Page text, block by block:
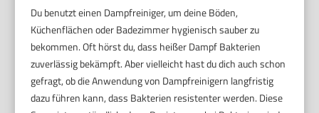
Du benutzt einen Dampfreiniger, um deine Böden,
Küchenflächen oder Badezimmer hygienisch sauber zu
bekommen. Oft hörst du, dass heißer Dampf Bakterien
zuverlässig bekämpft. Aber vielleicht hast du dich auch schon
gefragt, ob die Anwendung von Dampfreinigern langfristig
dazu führen kann, dass Bakterien resistenter werden. Diese